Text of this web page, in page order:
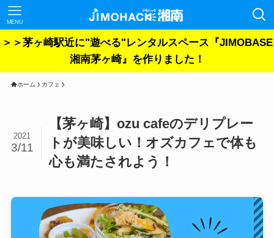
MENU
＞＞茅ヶ崎駅近に"遊べる"レンタルスペース『JIMOBASE
湘南茅ヶ崎』を作りました！
ホーム カフェ
【茅ヶ崎】ozu cafeのデリプレー
トが美味しい！オズカフェで体も
心も満たされよう！
2021
3/11